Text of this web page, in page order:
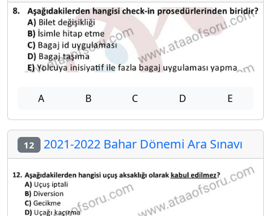
A B C D E
12 2021-2022 Bahar Dönemi Ara Sınavı